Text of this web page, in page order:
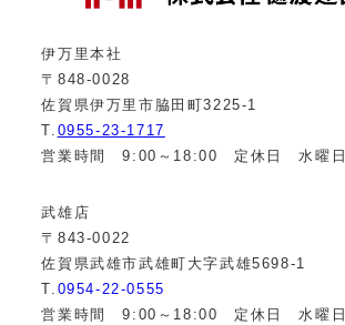
伊万里本社
〒848-0028
佐賀県伊万里市脇田町3225-1
T. 0955-23-1717
営業時間 9:00～18:00 定休日 水曜日
武雄店
〒843-0022
佐賀県武雄市武雄町大字武雄5698-1
T. 0954-22-0555
営業時間 9:00～18:00 定休日 水曜日